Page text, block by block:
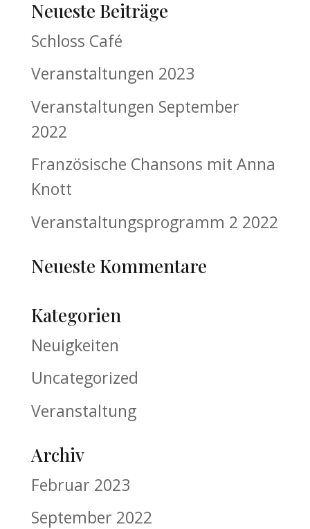
Neueste Beiträge
Schloss Café
Veranstaltungen 2023
Veranstaltungen September
2022
Französische Chansons mit Anna
Knott
Veranstaltungsprogramm 2 2022
Neueste Kommentare
Kategorien
Neuigkeiten
Uncategorized
Veranstaltung
Archiv
Februar 2023
September 2022